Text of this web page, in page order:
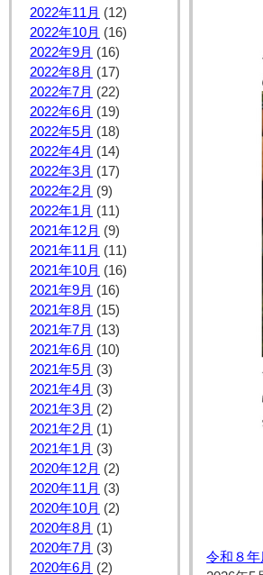
2022年11月 (12)
2022年10月 (16)
2022年9月 (16)
2022年8月 (17)
2022年7月 (22)
2022年6月 (19)
2022年5月 (18)
2022年4月 (14)
2022年3月 (17)
2022年2月 (9)
2022年1月 (11)
2021年12月 (9)
2021年11月 (11)
2021年10月 (16)
2021年9月 (16)
2021年8月 (15)
2021年7月 (13)
2021年6月 (10)
2021年5月 (3)
2021年4月 (3)
2021年3月 (2)
2021年2月 (1)
2021年1月 (3)
2020年12月 (2)
2020年11月 (3)
2020年10月 (2)
2020年8月 (1)
2020年7月 (3)
2020年6月 (2)
令和８